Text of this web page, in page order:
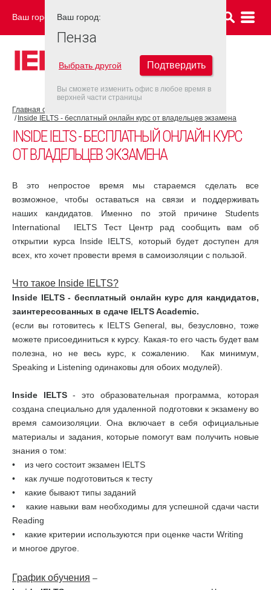
Ваш город: ПЕНЗА
Главная страница
Inside IELTS - бесплатный онлайн курс от владельцев экзамена
INSIDE IELTS - БЕСПЛАТНЫЙ ОНЛАЙН КУРС
ОТ ВЛАДЕЛЬЦЕВ ЭКЗАМЕНА
В это непростое время мы стараемся сделать все
возможное, чтобы оставаться на связи и поддерживать
наших кандидатов. Именно по этой причине Students
International IELTS Тест Центр рад сообщить вам об
открытии курса Inside IELTS, который будет доступен для
всех, кто хочет провести время в самоизоляции с пользой.
Что такое Inside IELTS?
Inside IELTS - бесплатный онлайн курс для кандидатов,
заинтересованных в сдаче IELTS Academic.
(если вы готовитесь к IELTS General, вы, безусловно, тоже
можете присоединиться к курсу. Какая-то его часть будет вам
полезна, но не весь курс, к сожалению. Как минимум,
Speaking и Listening одинаковы для обоих модулей).
Inside IELTS- это образовательная программа, которая
создана специально для удаленной подготовки к экзамену во
время самоизоляции. Она включает в себя официальные
материалы и задания, которые помогут вам получить новые
знания о том:
• из чего состоит экзамен IELTS
• как лучше подготовиться к тесту
• какие бывают типы заданий
• какие навыки вам необходимы для успешной сдачи части
Reading
• какие критерии используются при оценке части Writing
и многое другое.
График обучения –
Ваш город:
Пенза
Выбрать другой Подтвердить
Вы сможете изменить офис в любое время в
верхней части страницы